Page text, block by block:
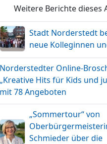
Weitere Berichte dieses
Stadt Norderstedt
neue Kolleginnen
Norderstedter Online-
„Kreative Hits für Kids und
mit 78 Angeboten
„Sommertour“ von
Schmieder über die